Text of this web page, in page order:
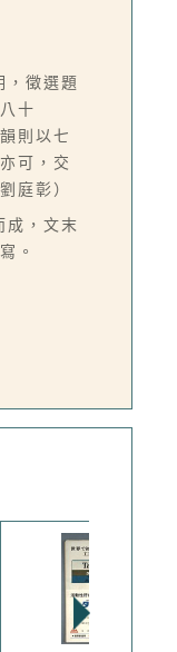
，徵選題
十
則以七
可，交
庭彰）
成，文末
。